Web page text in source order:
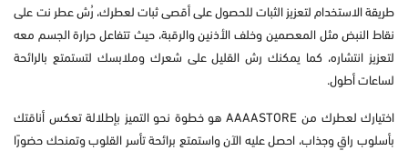
طريقة الاستخدام لتعزيز الثبات للحصول على أقصى ثبات لعطرك، رُش عطر نتعلى
نقاط النبض مثل المعصمين وخلف الأذنين والرقبة، حيث تتفاعل حرارة الجسم معه
لتعزيز انتشاره، كما يمكنك رش القليل على شعرك وملابسك لتستمتع بالرائحة
لساعات أطول.
اختيارك لعطرك من
AAAASTORE هو خطوة نحو التميز بإطلالة تعكس أناقتك
بأسلوب راقٍ وجذاب، احصل عليه الآن واستمتع برائحة تأسر القلوب وتمنحك حضورًا